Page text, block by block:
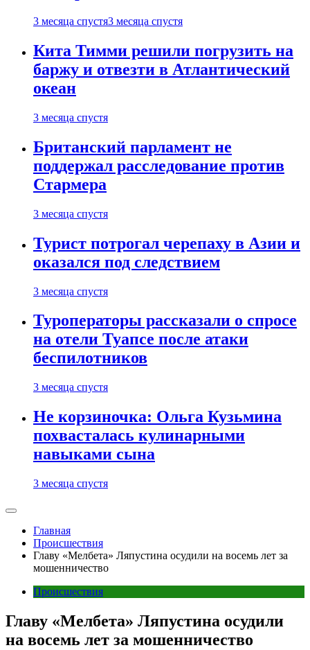
3 месяца спустя3 месяца спустя
Кита Тимми решили погрузить на
баржу и отвезти в Атлантический
океан
3 месяца спустя
Британский парламент не
поддержал расследование против
Стармера
3 месяца спустя
Турист потрогал черепаху в Азии и
оказался под следствием
3 месяца спустя
Туроператоры рассказали о спросе
на отели Туапсе после атаки
беспилотников
3 месяца спустя
Не корзиночка: Ольга Кузьмина
похвасталась кулинарными
навыками сына
3 месяца спустя
Главная
Происшествия
Главу «Мелбета» Ляпустина осудили на восемь лет за
мошенничество
Происшествия
Главу «Мелбета» Ляпустина осудили
на восемь лет за мошенничество